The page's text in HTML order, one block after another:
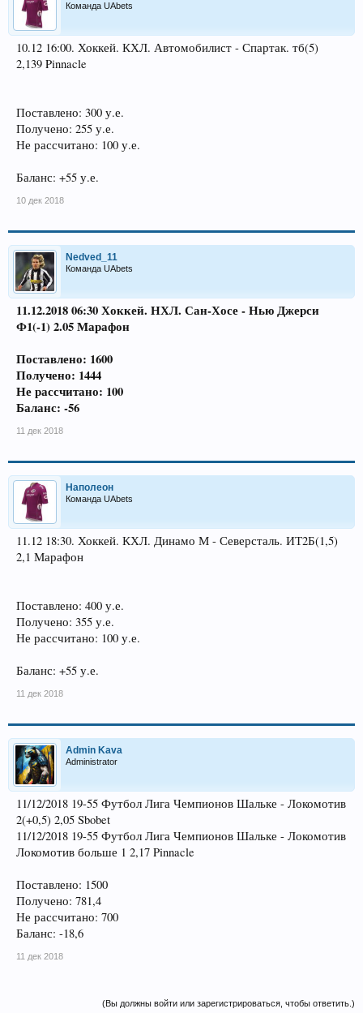
Команда UAbets
10.12 16:00. Хоккей. КХЛ. Автомобилист - Спартак. тб(5)
2,139 Pinnacle
Поставлено: 300 у.е.
Получено: 255 у.е.
Не рассчитано: 100 у.е.
Баланс: +55 у.е.
10 дек 2018
Nedved_11
Команда UAbets
11.12.2018 06:30 Хоккей. НХЛ. Сан-Хосе - Нью Джерси
Ф1(-1) 2.05 Марафон
Поставлено: 1600
Получено: 1444
Не рассчитано: 100
Баланс: -56
11 дек 2018
Наполеон
Команда UAbets
11.12 18:30. Хоккей. КХЛ. Динамо М - Северсталь. ИТ2Б(1,5)
2,1 Марафон
Поставлено: 400 у.е.
Получено: 355 у.е.
Не рассчитано: 100 у.е.
Баланс: +55 у.е.
11 дек 2018
Admin Kava
Administrator
11/12/2018 19-55 Футбол Лига Чемпионов Шальке - Локомотив
2(+0,5) 2,05 Sbobet
11/12/2018 19-55 Футбол Лига Чемпионов Шальке - Локомотив
Локомотив больше 1 2,17 Pinnacle
Поставлено: 1500
Получено: 781,4
Не рассчитано: 700
Баланс: -18,6
11 дек 2018
(Вы должны войти или зарегистрироваться, чтобы ответить.)